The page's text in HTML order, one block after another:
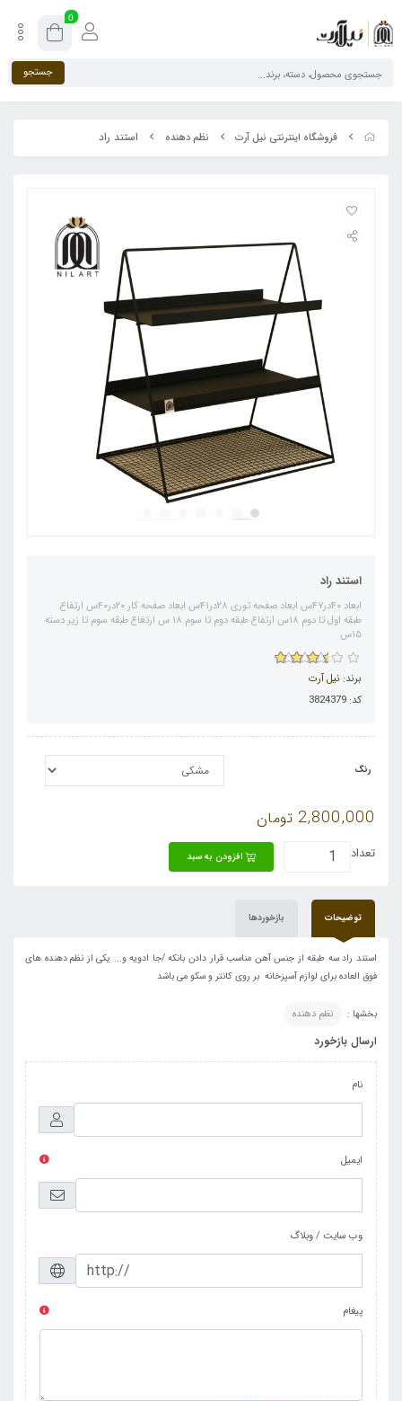
0
جستجو
فروشگاه اینترنتی نیل آرت نظم دهنده استند راد
استند راد
ابعاد ۴۰در۴۷س ابعاد صفحه توری ۲۸در۴۱س ابعاد صفحه کار ۲۰در۴۰س ارتفاع
طبقه اول تا دوم ۱۸س ارتفاع طبقه دوم تا سوم ۱۸ س ارتغاع طبقه سوم تا زیر دسته
۱۵س
برند: نیل آرت
کد: 3824379
رنگ
2,800,000 تومان
تعداد افزودن به سبد
توضیحات بازخوردها
استند راد سه طبقه از جنس آهن مناسب قرار دادن بانکه /جا ادویه و... یکی از نظم دهنده های
فوق العاده برای لوازم آسپزخانه بر روی کانتر و سکو می باشد
بخشها : نظم دهنده
ارسال بازخورد
نام
ایمیل
وب سایت / وبلاگ
پیغام